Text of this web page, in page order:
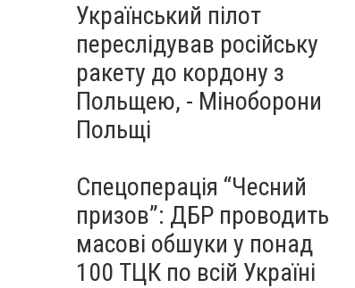
Український пілот
переслідував російську
ракету до кордону з
Польщею, - Міноборони
Польщі
Спецоперація “Чесний
призов”: ДБР проводить
масові обшуки у понад
100 ТЦК по всій Україні